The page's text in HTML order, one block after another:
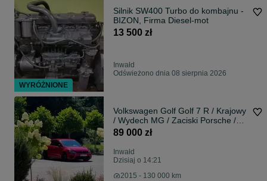
Silnik SW400 Turbo do kombajnu -
BIZON, Firma Diesel-mot
13 500 zł
Inwałd
Odświeżono dnia 08 sierpnia 2026
Volkswagen Golf Golf 7 R / Krajowy
/ Wydech MG / Zaciski Porsche /
Felgi OZ 18
89 000 zł
Inwałd
Dzisiaj o 14:21
2015 - 130 000 km
WYRÓŻNIONE